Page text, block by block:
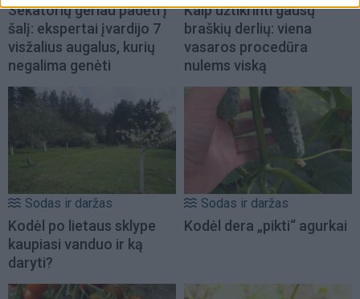
Sekatorių geriau padėti į
šalį: ekspertai įvardijo 7
visžalius augalus, kurių
negalima genėti
Kaip užtikrinti gausų
braškių derlių: viena
vasaros procedūra
nulems viską
Sodas ir daržas
Kodėl po lietaus sklype
kaupiasi vanduo ir ką
daryti?
Sodas ir daržas
Kodėl dera „pikti“ agurkai